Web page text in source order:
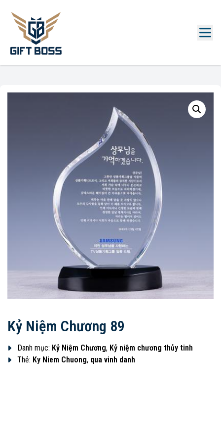
Kỷ Niệm Chương 89
Danh mục: Kỷ Niệm Chương, Kỷ niệm chương thủy tinh
Thẻ: Ky Niem Chuong, qua vinh danh